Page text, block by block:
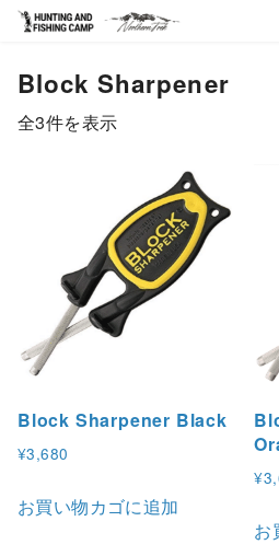
Block Sharpener
全3件を表示新
順
Block Sharpener Black
¥3,680
お買い物カゴに追加
¥
お